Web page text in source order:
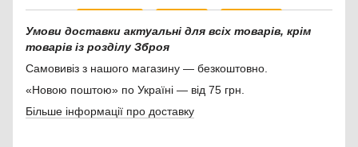
Умови доставки актуальні для всіх товарів, крім
товарів із розділу Зброя
Самовивіз з нашого магазину — безкоштовно.
«Новою поштою» по Україні — від 75 грн.
Більше інформації про доставку